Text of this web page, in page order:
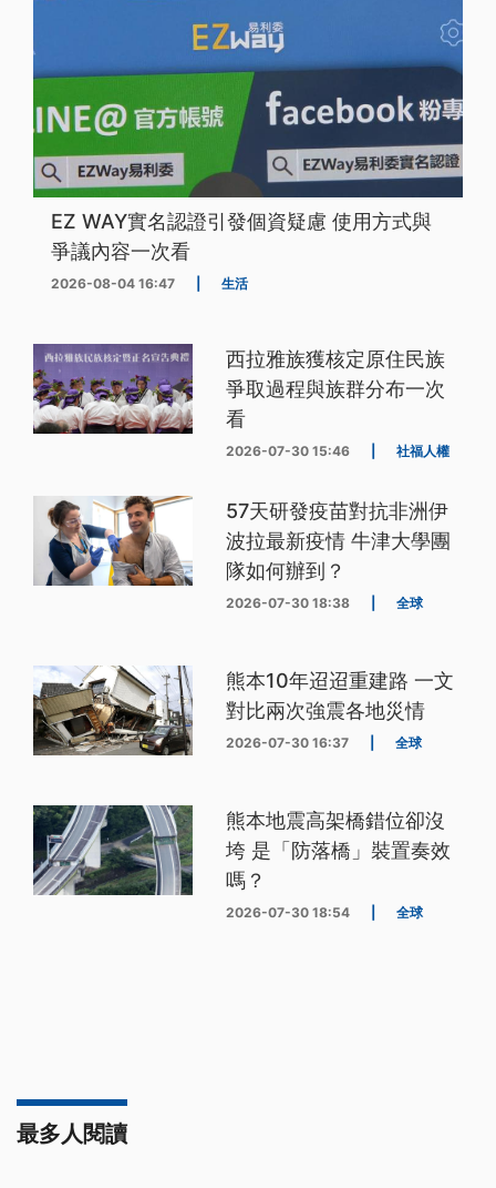
EZ WAY實名認證引發個資疑慮 使用方式與
爭議內容一次看
2026-08-04 16:47 生活
西拉雅族獲核定原住民族
爭取過程與族群分布一次
看
2026-07-30 15:46 社福人權
57天研發疫苗對抗非洲伊
波拉最新疫情 牛津大學團
隊如何辦到？
2026-07-30 18:38 全球
熊本10年迢迢重建路 一文
對比兩次強震各地災情
2026-07-30 16:37 全球
熊本地震高架橋錯位卻沒
垮 是「防落橋」裝置奏效
嗎？
2026-07-30 18:54 全球
最多人閱讀